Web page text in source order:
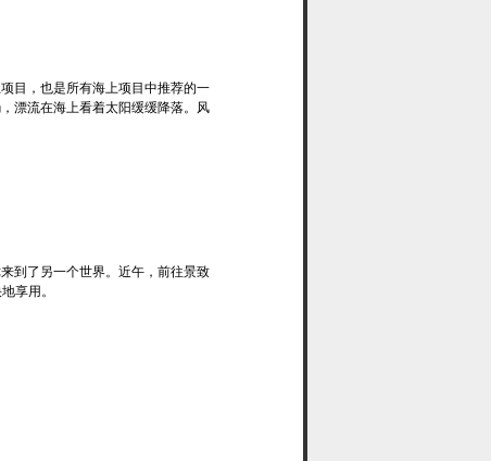
目，也是所有海上项目中推荐的一
漂流在海上看着太阳缓缓降落。风
到了另一个世界。近午，前往景致
享用。